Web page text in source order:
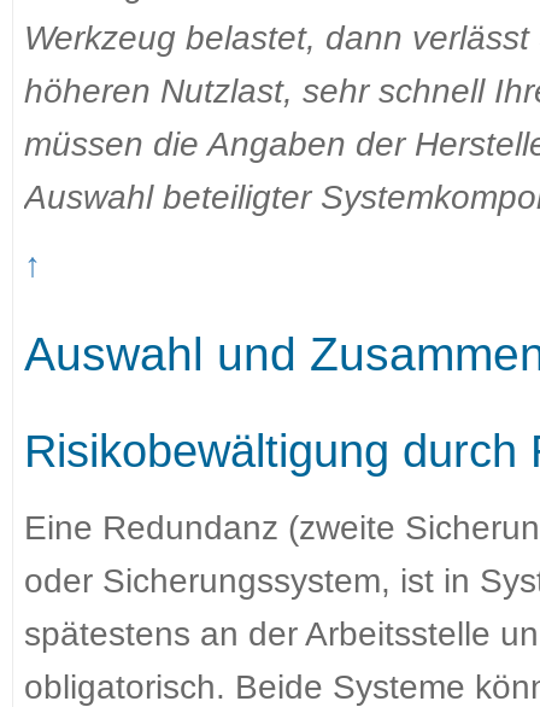
Werkzeug belastet, dann
höheren Nutzlast, sehr schnell
müssen die Angaben der
Auswahl beteiligter
↑
Auswahl und
Risikobewältigung durch
Eine Redundanz (zweite
oder Sicherungssystem, ist in
spätestens an der Arbeitsstelle
obligatorisch. Beide Systeme